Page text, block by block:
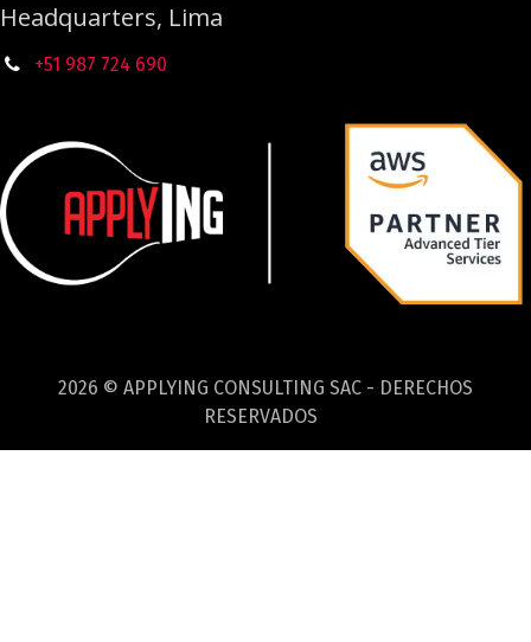
Headquarters, Lima
+51 987 724 690
2026 © APPLYING CONSULTING SAC - DERECHOS
RESERVADOS